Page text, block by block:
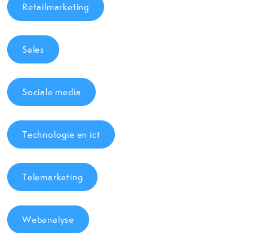
Retailmarketing
Sales
Sociale media
Technologie en ict
Telemarketing
Webanalyse